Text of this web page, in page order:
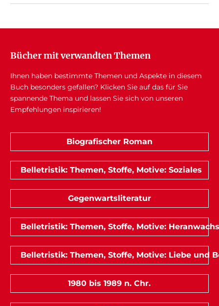
Bücher mit verwandten Themen
Ihnen haben bestimmte Themen und Aspekte in diesem
Buch besonders gefallen? Klicken Sie auf das für Sie
spannende Thema und lassen Sie sich von unseren
Empfehlungen inspirieren!
Biografischer Roman
Belletristik: Themen, Stoffe, Motive: Soziales
Gegenwartsliteratur
Belletristik: Themen, Stoffe, Motive:
Belletristik: Themen, Stoffe, Motive: Liebe und
1980 bis 1989 n. Chr.